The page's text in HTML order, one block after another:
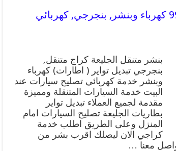
بنشر متنقل | كراج الجليعة 99007355 كهرباء وبنشر, بنجرجي, كهربائي
بنشر متنقل الجليعة كراج متنقل,
بنجرجي تبديل تواير ( اطارات) كهرباء
وبنشر خدمة كهربائي تصليح سيارات عند
البيت خدمة السيارات المتنقلة ومميزة
مقدمة لجميع العملاء تبديل تواير
بطاريات الجليعة تصليح السيارات امام
المنزل وعلى الطريق اطلب خدمة
كراجي الان ليصلك اقرب بشر من